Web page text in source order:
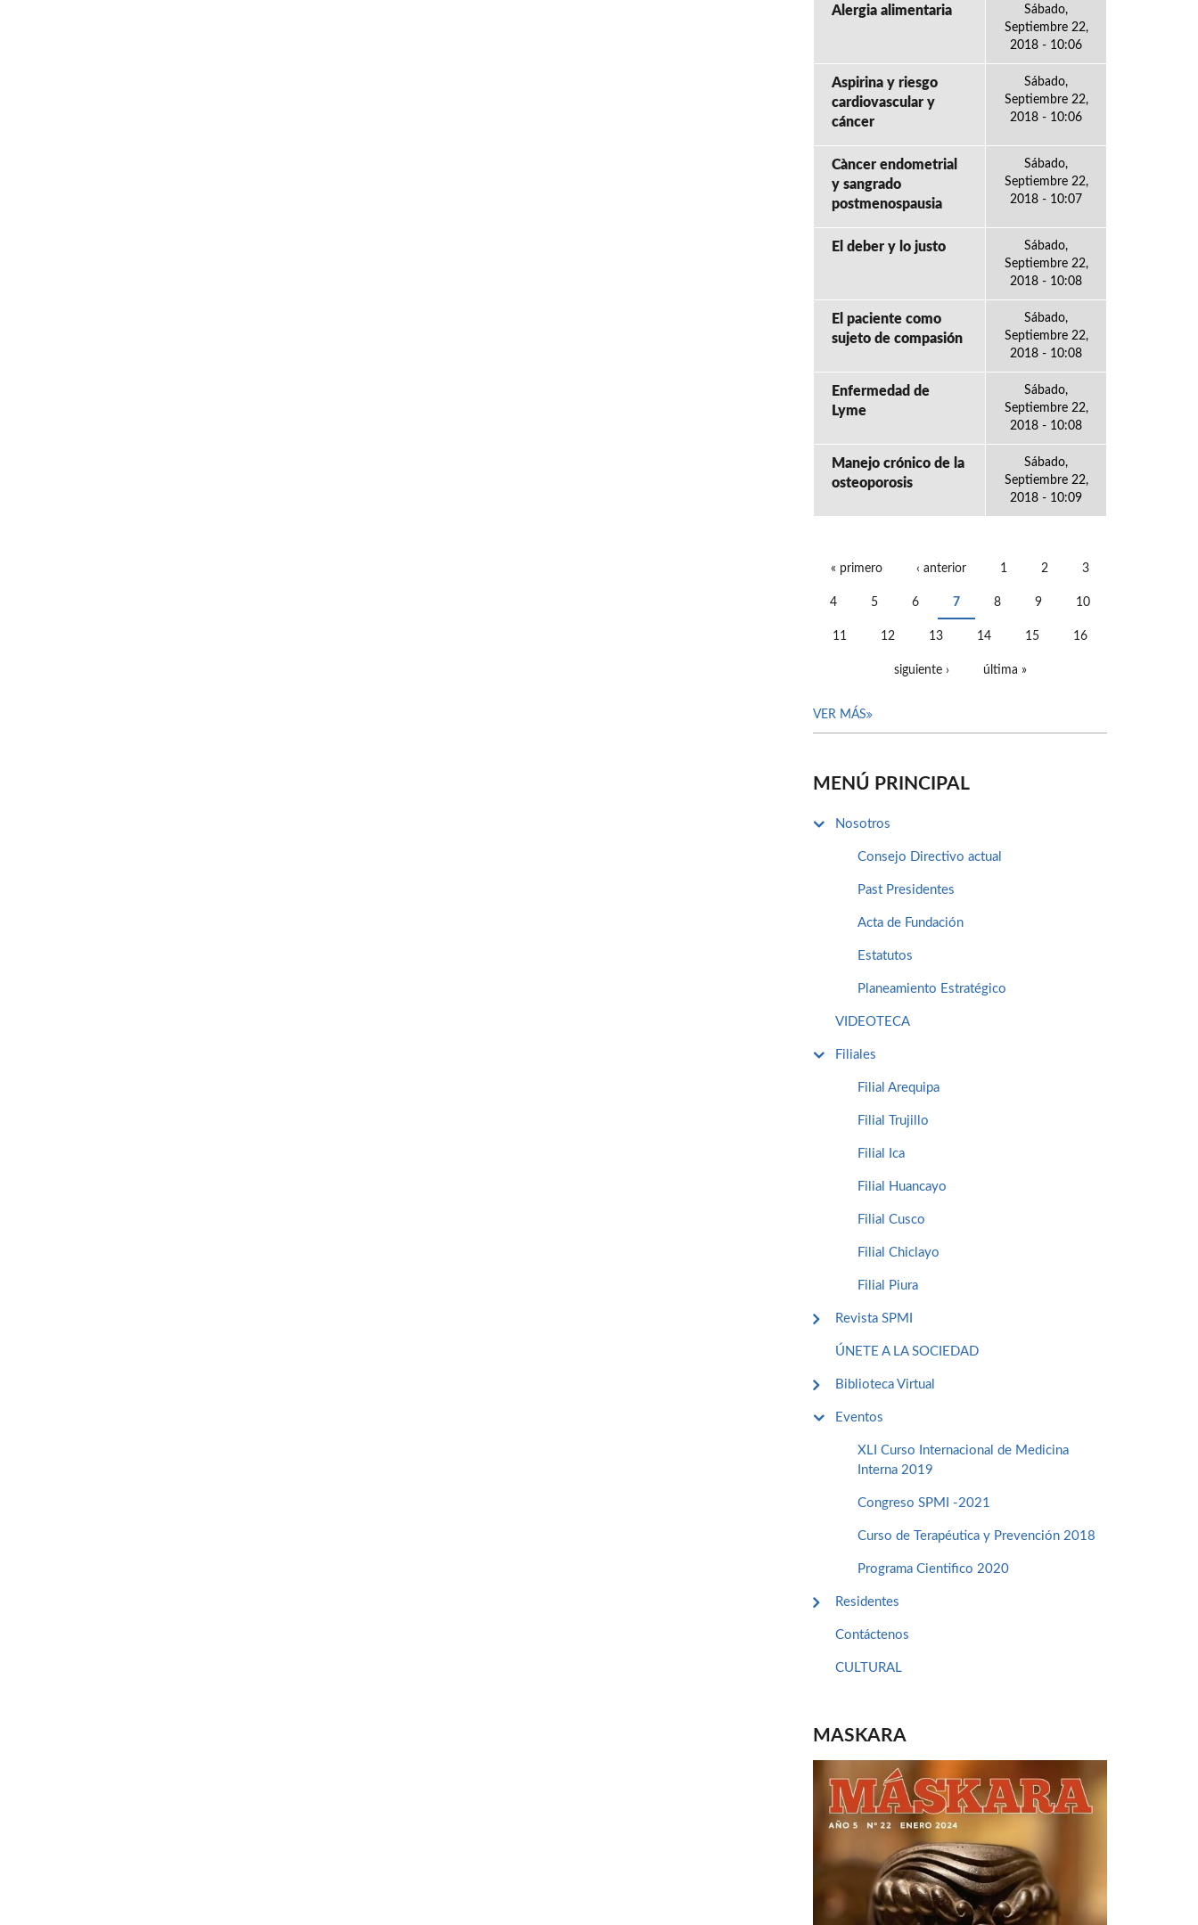
Alergia alimentaria
Sábado,
Septiembre 22,
2018 - 10:06
Aspirina y riesgo
cardiovascular y
cáncer
Sábado,
Septiembre 22,
2018 - 10:06
Càncer endometrial
y sangrado
postmenospausia
Sábado,
Septiembre 22,
2018 - 10:07
El deber y lo justo
Sábado,
Septiembre 22,
2018 - 10:08
El paciente como
sujeto de compasión
Sábado,
Septiembre 22,
2018 - 10:08
Enfermedad de
Lyme
Sábado,
Septiembre 22,
2018 - 10:08
Manejo crónico de la
osteoporosis
Sábado,
Septiembre 22,
2018 - 10:09
« primero ‹ anterior 1 2 3
4 5 6 7 8 9 10
11 12 13 14 15 16
siguiente › última »
VER MÁS
MENÚ PRINCIPAL
Nosotros
Consejo Directivo actual
Past Presidentes
Acta de Fundación
Estatutos
Planeamiento Estratégico
VIDEOTECA
Filiales
Filial Arequipa
Filial Trujillo
Filial Ica
Filial Huancayo
Filial Cusco
Filial Chiclayo
Filial Piura
Revista SPMI
ÚNETE A LA SOCIEDAD
Biblioteca Virtual
Eventos
XLI Curso Internacional de Medicina
Interna 2019
Congreso SPMI -2021
Curso de Terapéutica y Prevención 2018
Programa Cientifico 2020
Residentes
Contáctenos
CULTURAL
MASKARA